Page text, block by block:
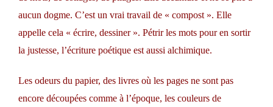
aucun dogme. C’est un vrai travail de « compost ». Elle
appelle cela « écrire, dessiner ». Pétrir les mots pour en sortir
la justesse, l’écriture poétique est aussi alchimique.
Les odeurs du papier, des livres où les pages ne sont pas
encore découpées comme à l’époque, les couleurs de